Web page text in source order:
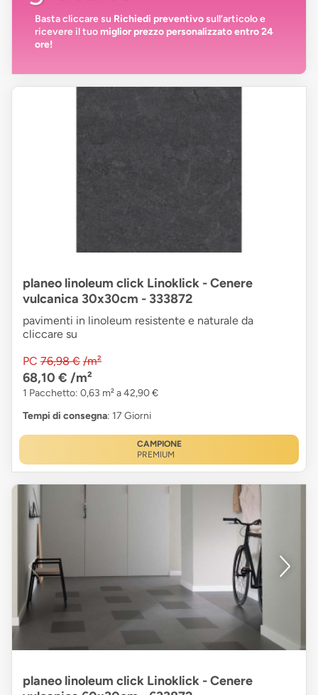
Basta cliccare su Richiedi preventivosull’articolo e
ricevere il tuomiglior prezzo personalizzato entro 24
ore!
planeo linoleum click Linoklick - Cenere
vulcanica 30x30cm - 333872
pavimenti in linoleum resistente e naturale da
cliccare su
PC 76,98 € /m²
68,10 € /m²
1 Pacchetto: 0,63 m² a 42,90 €
Tempi di consegna: 17 Giorni
CAMPIONE
PREMIUM
planeo linoleum click Linoklick - Cenere